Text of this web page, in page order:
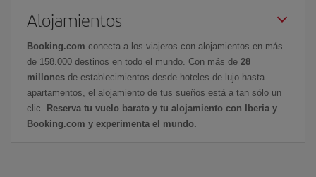
Alojamientos
Booking.com conecta a los viajeros con alojamientos en más
de 158.000 destinos en todo el mundo. Con más de 28
millones de establecimientos desde hoteles de lujo hasta
apartamentos, el alojamiento de tus sueños está a tan sólo un
clic.
Reserva tu vuelo barato y tu alojamiento con Iberia y
Booking.com y experimenta el mundo.